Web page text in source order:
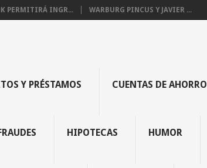
PERMITIRÁ INGR... WARBURG PINCUS Y JAVIER ...
Y PRÉSTAMOS CUENTAS DE AHORRO
HIPOTECAS HUMOR